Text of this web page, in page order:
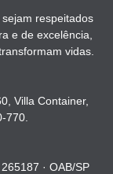
respeitados
e de excelência,
vidas.
Villa Container,
770.
· OAB/SP